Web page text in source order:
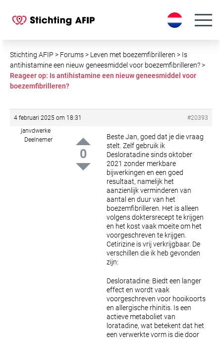
Stichting AFIP > Forums> Leven met boezemfibrilleren > Is
antihistamine een nieuw geneesmiddel voor boezemfibrilleren?>
Reageer op: Is antihistamine een nieuw geneesmiddel voor
boezemfibrilleren?
4 februari 2025 om 18:31
#20393
janvdwerke
Deelnemer
0
Beste Jan, goed dat je die vraag
stelt. Zelf gebruik ik
Desloratadine sinds oktober
2021 zonder merkbare
bijwerkingen en een goed
resultaat, namelijk het
aanzienlijk verminderen van
aantal en duur van het
boezemfibrilleren. Het is alleen
volgens doktersrecept te krijgen
en het kost vaak moeite om het
voorgeschreven te krijgen.
Cetirizine is vrij verkrijgbaar. De
verschillen die ik heb gevonden
zijn:
Desloratadine: Biedt een langer
effect en wordt vaak
voorgeschreven voor hooikoorts
en allergische rhinitis. Is een
actieve metaboliet van
loratadine, wat betekent dat het
een verwerkte vorm is die door